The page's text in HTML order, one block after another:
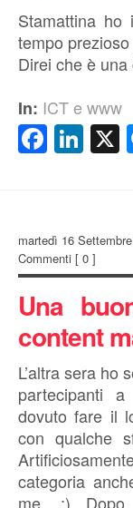
Stamattina ho
tempo
Direi che è
In: ICT e www
martedì 16
Commenti [ 0 ]
Una
content
L’altra sera ho
partecipanti
dovuto fare il
con qualche
categoria
me. ;) Dopo